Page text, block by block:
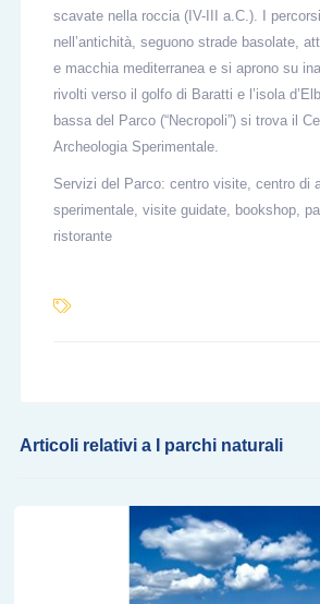
scavate nella roccia (IV-III a.C.). I
nell’antichità, seguono strade basolate,
e macchia mediterranea e si aprono su
rivolti verso il golfo di Baratti e l’isola
bassa del Parco (“Necropoli”) si trova il
Archeologia Sperimentale.
Servizi del Parco: centro visite, centro di
sperimentale, visite guidate, bookshop,
ristorante
Articoli relativi a I parchi naturali